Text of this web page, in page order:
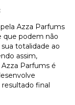
Azza Parfums
que podem não
totalidade ao
assim,
Parfums é
final